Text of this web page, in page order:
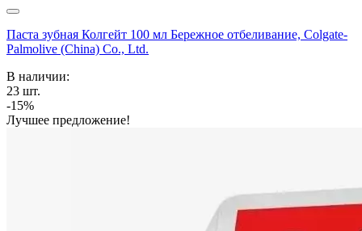
Паста зубная Колгейт 100 мл Бережное отбеливание, Colgate-
Palmolive (China) Co., Ltd.
В наличии:
23 шт.
-15%
Лучшее предложение!